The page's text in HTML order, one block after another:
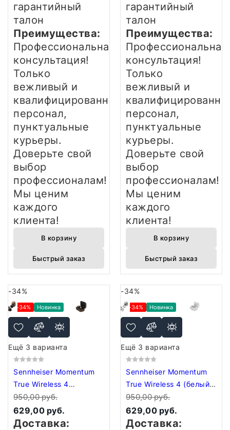
гарантийный
талон
Преимущества:
Профессиональная
консультация!
Только
вежливый и
квалифицированный
персонал,
пунктуальные
курьеры.
Доверьте свой
выбор
профессионалам!
Мы ценим
каждого
клиента!
В корзину
Быстрый заказ
гарантийный
талон
Преимущества:
Профессиональная
консультация!
Только
вежливый и
персонал,
пунктуальные
курьеры.
Доверьте свой
выбор
профессионалам!
Мы ценим
каждого
клиента!
В корзину
Быстрый заказ
-34%
-34% Новинка
Ещё 3 варианта
Sennheiser Momentum
True Wireless 4
(медный/черный)
950,00 руб.
629,00 руб.
Доставка:
-34%
-34% Новинка
Ещё 3 варианта
Sennheiser Momentum
True Wireless 4 (белый/
серебристый)
950,00 руб.
629,00 руб.
Доставка: